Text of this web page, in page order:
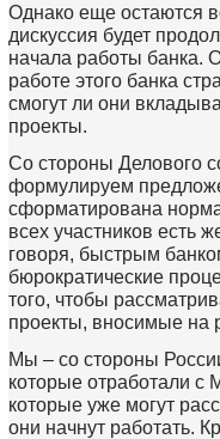
Однако еще остаются
дискуссия будет
начала работы банка.
работе этого банка
смогут ли они
проекты.
Со стороны Делового
формулируем
сформатирована
всех участников есть
говоря, быстрым
бюрократические
того, чтобы
проекты, вносимые на
Мы – со стороны
которые отработали с
которые уже могут
они начнут работать.